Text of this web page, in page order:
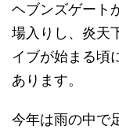
ヘブンズゲート
場入りし、炎天
イブが始まる頃
あります。
今年は雨の中で